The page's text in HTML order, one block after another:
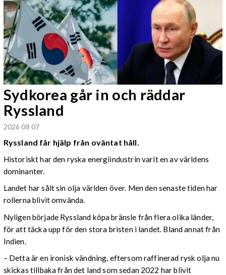
Sydkorea går in och räddar
Ryssland
2026 08 07
Ryssland får hjälp från oväntat håll.
Historiskt har den ryska energiindustrin varit en av världens
dominanter.
Landet har sålt sin olja världen över. Men den senaste tiden har
rollerna blivit omvända.
Nyligen började Ryssland köpa bränsle från flera olika länder,
för att täcka upp för den stora bristen i landet. Bland annat från
Indien.
– Detta är en ironisk vändning, eftersom raffinerad rysk olja nu
skickas tillbaka från det land som sedan 2022 har blivit